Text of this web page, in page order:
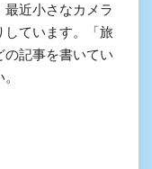
近小さなカメラ
しています。「旅
記事を書いてい